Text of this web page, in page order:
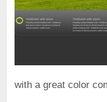
with a great color